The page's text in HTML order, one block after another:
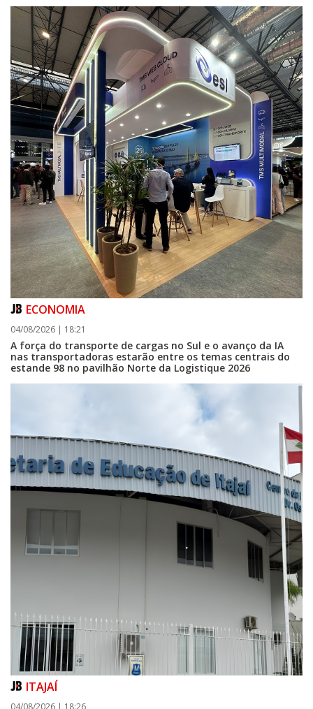
ECONOMIA
04/08/2026 | 18:21
A força do transporte de cargas no Sul e o avanço da IA
nas transportadoras estarão entre os temas centrais do
estande 98 no pavilhão Norte da Logistique 2026
ITAJAÍ
04/08/2026 | 18:26